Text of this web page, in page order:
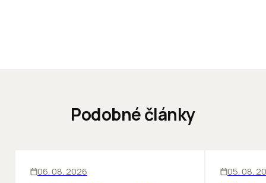
Podobné články
06. 08. 2026 05. 08.